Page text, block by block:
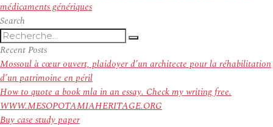
suivant :
médicaments génériques
Search
Recherche
pour
:
Recherche
Recent Posts
Mossoul à cœur ouvert, plaidoyer d’un architecte pour la réhabilitation
d’un patrimoine en péril
How to quote a book mla in an essay. Check my writing free.
WWW.MESOPOTAMIAHERITAGE.ORG
Buy case study paper